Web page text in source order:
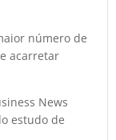
número de
acarretar
News
estudo de